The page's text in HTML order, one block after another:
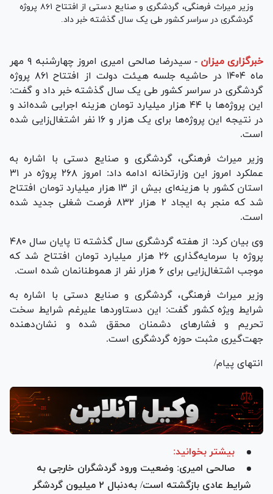
وزیر میراث فرهنگی، گردشگری و صنایع دستی از افتتاح ۸۶۱ پروژه
گردشگری در سراسر کشور طی یک سال گذشته خبر داد.
خبرگزاری میزان -
سیدرضا صالحی امیری امروز چهارشنبه ۹ مهر
ماه ۱۴۰۴ در حاشیه جلسه هیئت دولت از افتتاح ۸۶۱ پروژه
گردشگری در سراسر کشور طی یک سال گذشته خبر داد و گفت:
این پروژه‌ها با ۴۴ هزار میلیارد تومان هزینه اجرایی شده‌اند و
در نتیجه این پروژه‌ها برای یک هزار و ۱۶ نفر اشتغال‌زایی شده
است.
وزیر میراث فرهنگی، گردشگری و صنایع دستی با اشاره به
عملکرد امروز این وزارتخانه ادامه داد: امروز ۲۶۸ پروژه در ۳۱
استان کشور با هزینه‌ای بیش از ۱۳ هزار میلیارد تومان افتتاح
شد که منجر به ایجاد ۲ هزار ۸۳۲ فرصت شغلی جدید شده
است.
وی بیان کرد: از هفته گردشگری سال گذشته تا پایان سال ۴۸۰
پروژه با سرمایه‌گذاری ۲۶ هزار میلیارد تومان افتتاح شد که
موجب اشتغال‌زایی برای ۶ هزار نفر از هموطنانمان شده است.
وزیر میراث فرهنگی، گردشگری و صنایع دستی با اشاره به
شرایط ویژه کشور گفت: این دستاورد‌ها علیرغم شرایط سخت
تحریم و فشار‌های دشمنان محقق شده و نشان‌دهنده
جهت‌گیری مثبت حوزه گردشگری است.
انتهای پیام/
بیشتر بخوانید:
صالحی امیری: وضعیت ورود گردشگران خارجی به
شرایط عادی بازگشته است/ به‌دنبال ۲ میلیون گردشگر